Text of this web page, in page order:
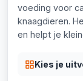
voeding voor
knaagdieren.
en helpt je
Kies je